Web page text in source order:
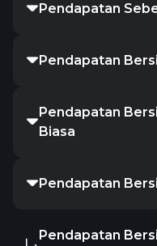
Pendapatan
Pendapatan
Pendapatan
Biasa
Pendapatan
Pendapatan